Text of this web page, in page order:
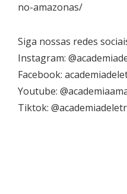
no-amazonas/
Siga nossas redes
Instagram:
Facebook:
Youtube:
Tiktok: